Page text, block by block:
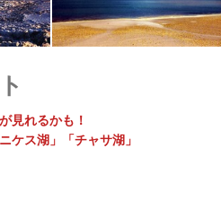
見れるかも！
ケス湖」「チャサ湖」